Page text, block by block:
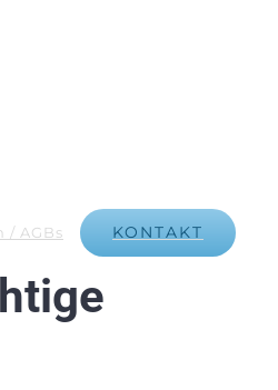
/ AGBs KONTAKT